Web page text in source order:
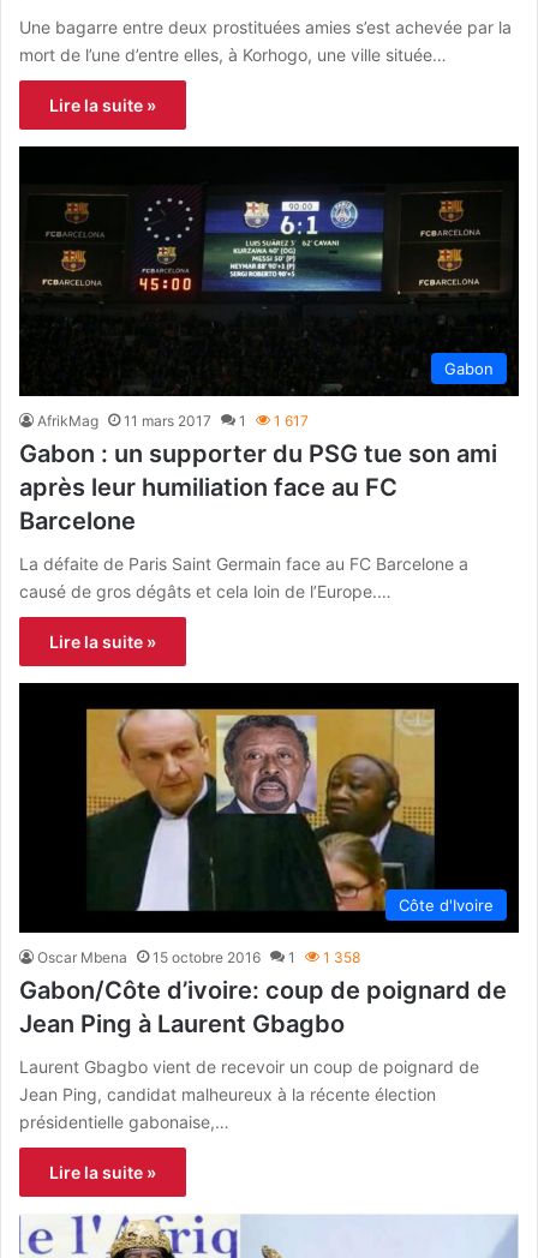
Une bagarre entre deux prostituées amies s’est achevée par la
mort de l’une d’entre elles, à Korhogo, une ville située…
Lire la suite »
Gabon
AfrikMag 11 mars 2017 1 1 617
Gabon : un supporter du PSG tue son ami
après leur humiliation face au FC
Barcelone
La défaite de Paris Saint Germain face au FC Barcelone a
causé de gros dégâts et cela loin de l’Europe.…
Lire la suite »
Côte d'Ivoire
Oscar Mbena 15 octobre 2016 1 1 358
Gabon/Côte d’ivoire: coup de poignard de
Jean Ping à Laurent Gbagbo
Laurent Gbagbo vient de recevoir un coup de poignard de
Jean Ping, candidat malheureux à la récente élection
présidentielle gabonaise,…
Lire la suite »